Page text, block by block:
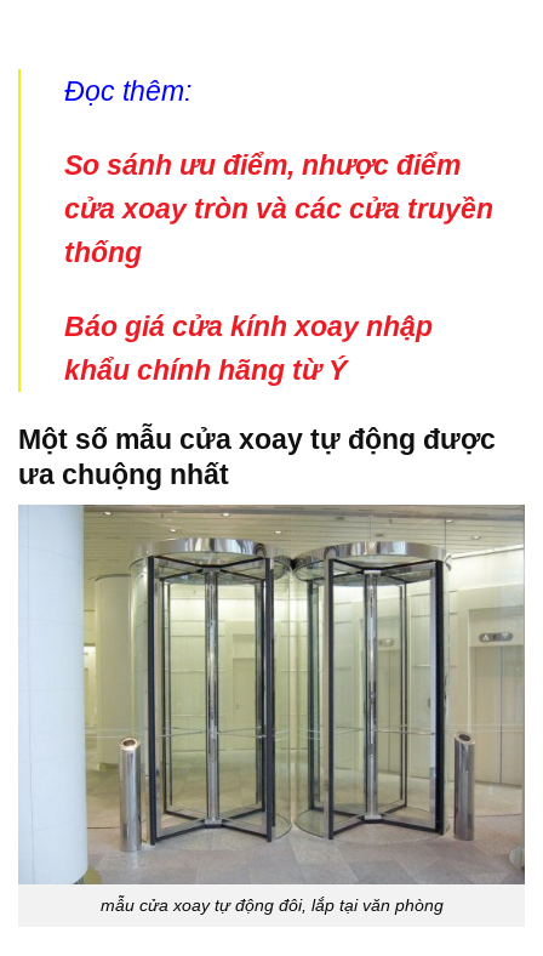
Đọc thêm:
So sánh ưu điểm, nhược điểm
cửa xoay tròn và các cửa truyền
thống
Báo giá cửa kính xoay nhập
khẩu chính hãng từ Ý
Một số mẫu cửa xoay tự động được
ưa chuộng nhất
mẫu cửa xoay tự động đôi, lắp tại văn phòng